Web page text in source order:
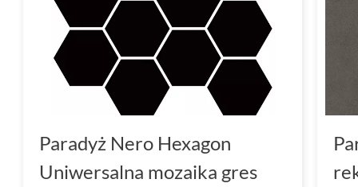
Paradyż Nero Hexagon
Uniwersalna mozaika gres